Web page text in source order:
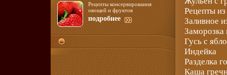
Рецепты консервирования
овощей и фруктов
подробнее
Рецепты
Заливное
Заморозка
Гусь с
Индейка
Разделка
Каша